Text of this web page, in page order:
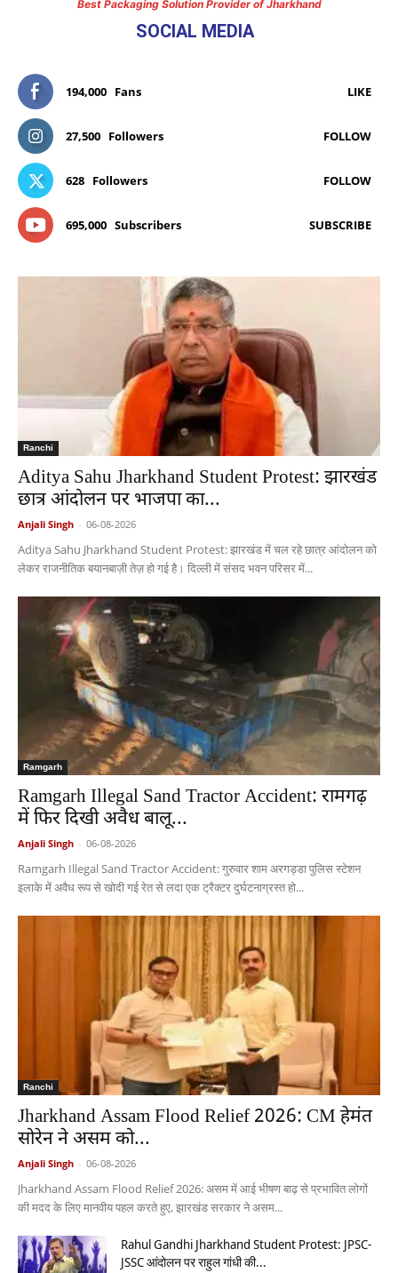
Best Packaging Solution Provider of Jharkhand
SOCIAL MEDIA
194,000 Fans LIKE
27,500 Followers FOLLOW
628 Followers FOLLOW
695,000 Subscribers SUBSCRIBE
Ranchi
Aditya Sahu Jharkhand Student Protest: झारखंड
छात्र आंदोलन पर भाजपा का...
Anjali Singh - 06-08-2026
Aditya Sahu Jharkhand Student Protest: झारखंड में चल रहे छात्र आंदोलन को
लेकर राजनीतिक बयानबाज़ी तेज़ हो गई है। दिल्ली में संसद भवन परिसर में...
Ramgarh
Ramgarh Illegal Sand Tractor Accident: रामगढ़
में फिर दिखी अवैध बालू...
Anjali Singh - 06-08-2026
Ramgarh Illegal Sand Tractor Accident: गुरुवार शाम अरगड्डा पुलिस स्टेशन
इलाके में अवैध रूप से खोदी गई रेत से लदा एक ट्रैक्टर दुर्घटनाग्रस्त हो...
Ranchi
Jharkhand Assam Flood Relief 2026: CM हेमंत
सोरेन ने असम को...
Anjali Singh - 06-08-2026
Jharkhand Assam Flood Relief 2026: असम में आई भीषण बाढ़ से प्रभावित लोगों
की मदद के लिए मानवीय पहल करते हुए, झारखंड सरकार ने असम...
Rahul Gandhi Jharkhand Student Protest: JPSC-
JSSC आंदोलन पर राहुल गांधी की...